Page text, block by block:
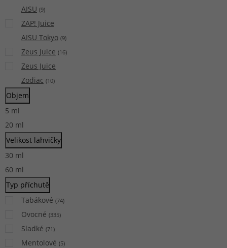
AISU (9)
ZAP! Juice
AISU Tokyo (9)
Zeus Juice (16)
Zeus Juice
Zodiac (10)
Objem
5 ml
20 ml
Velikost lahvičky
30 ml
60 ml
Typ příchutě
Tabákové (74)
Ovocné (335)
Sladké (71)
Mentolové (5)